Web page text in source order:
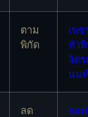
ตาม
พิกัด
เพช
หัว
จิตร
นนท์
ลด
ยอ